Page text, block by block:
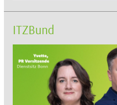
ITZBund